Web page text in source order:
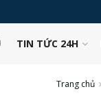
TIN TỨC 24H
Trang chủ